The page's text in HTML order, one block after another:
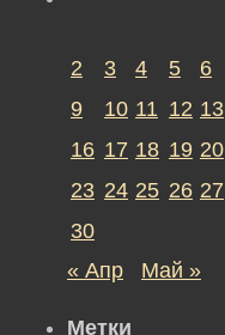
2
3 4 5 6
9
10 11 12 13
16 17 18 19 20
23 24 25 26 27
30
« Апр
Май »
Метки